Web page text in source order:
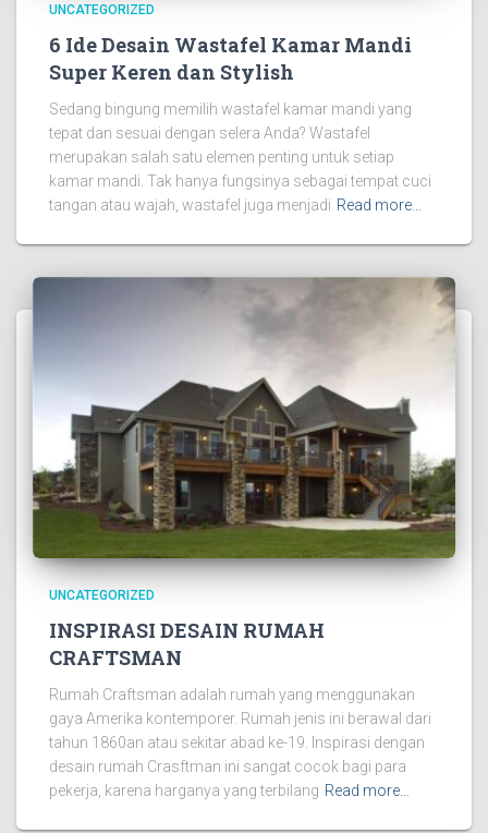
UNCATEGORIZED
6 Ide Desain Wastafel Kamar Mandi
Super Keren dan Stylish
Sedang bingung memilih wastafel kamar mandi yang
tepat dan sesuai dengan selera Anda? Wastafel
merupakan salah satu elemen penting untuk setiap
kamar mandi. Tak hanya fungsinya sebagai tempat cuci
tangan atau wajah, wastafel juga menjadi Read more…
UNCATEGORIZED
INSPIRASI DESAIN RUMAH
CRAFTSMAN
Rumah Craftsman adalah rumah yang menggunakan
gaya Amerika kontemporer. Rumah jenis ini berawal dari
tahun 1860an atau sekitar abad ke-19. Inspirasi dengan
desain rumah Crasftman ini sangat cocok bagi para
pekerja, karena harganya yang terbilang Read more…